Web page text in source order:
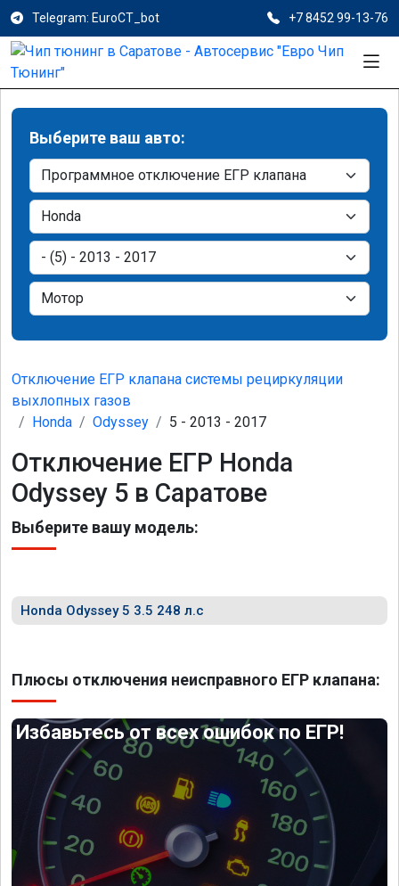
Telegram: EuroCT_bot +7 8452 99-13-76
Выберите ваш авто:
Отключение ЕГР клапана системы рециркуляции
выхлопных газов
Honda
Odyssey 5 - 2013 - 2017
Отключение ЕГР Honda
Odyssey 5 в Саратове
Выберите вашу модель:
Honda Odyssey 5 3.5 248 л.с
Плюсы отключения неисправного ЕГР клапана:
Избавьтесь от всех ошибок по ЕГР!